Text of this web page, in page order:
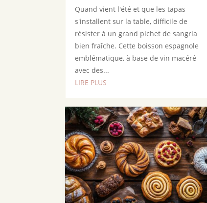
Quand vient l'été et que les tapas
s'installent sur la table, difficile de
résister à un grand pichet de sangria
bien fraîche. Cette boisson espagnole
emblématique, à base de vin macéré
avec des...
LIRE PLUS